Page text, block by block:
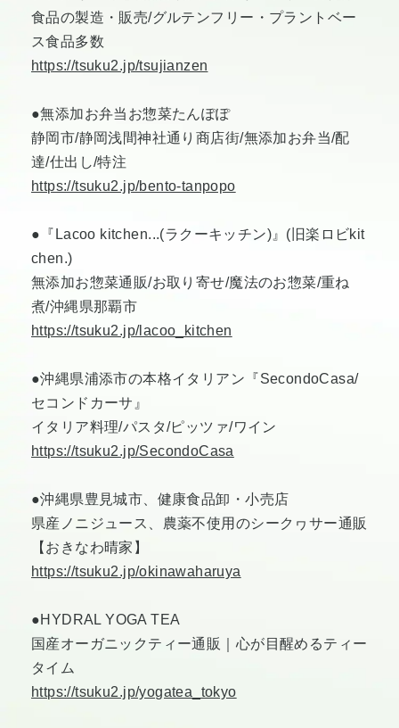
食品の製造・販売/グルテンフリー・プラントベー
ス食品多数
https://tsuku2.jp/tsujianzen
●無添加お弁当お惣菜たんぽぽ
静岡市/静岡浅間神社通り商店街/無添加お弁当/配
達/仕出し/特注
https://tsuku2.jp/bento-tanpopo
●『Lacoo kitchen...(ラクーキッチン)』(旧楽ロビkit
chen.)
無添加お惣菜通販/お取り寄せ/魔法のお惣菜/重ね
煮/沖縄県那覇市
https://tsuku2.jp/lacoo_kitchen
●沖縄県浦添市の本格イタリアン『SecondoCasa/
セコンドカーサ』
イタリア料理/パスタ/ピッツァ/ワイン
https://tsuku2.jp/SecondoCasa
●沖縄県豊見城市、健康食品卸・小売店
県産ノニジュース、農薬不使用のシークヮサー通販
【おきなわ晴家】
https://tsuku2.jp/okinawaharuya
●HYDRAL YOGA TEA
国産オーガニックティー通販｜心が目醒めるティー
タイム
https://tsuku2.jp/yogatea_tokyo